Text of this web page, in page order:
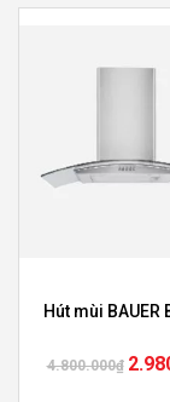
Hút mùi BAUER
4.800.000₫